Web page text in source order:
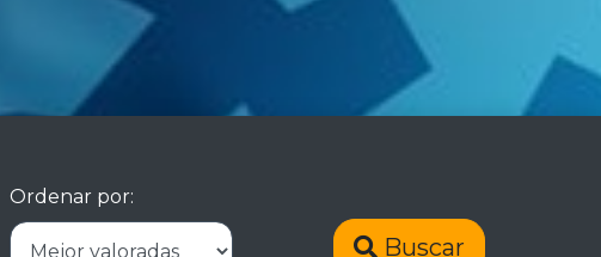
Ordenar por:
Buscar